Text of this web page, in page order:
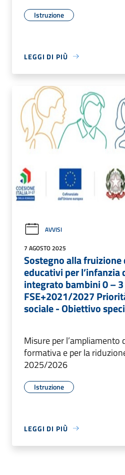
Istruzione
LEGGI DI PIÙ
AVVISI
7 AGOSTO 2025
Sostegno alla fruizione
educativi per l’infanzia
integrato bambini 0 – 3
FSE+2021/2027
sociale - Obiettivo
Misure per l’ampliamento
formativa e per la
2025/2026
Istruzione
LEGGI DI PIÙ